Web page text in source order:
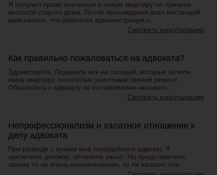
Я получил право вселиться в новую квартиру по причине
ветхости старого дома. После прохождения всех инстанций
выяснилось, что районная администрация с...
Смотреть консультацию
Как правильно пожаловаться на адвоката?
Здравствуйте. Подавала иск на соседей, которые залили
нашу квартиру, полностью уничтожив свежий ремонт.
Обратилась к адвокату за составлением искового...
Смотреть консультацию
Непрофессионализм и халатное отношение к
делу адвоката
При разводе с мужем мне понадобился адвокат. Я
заключила договор, оплатила аванс. Но представитель
закона то ли очень некомпетентен, то ли халатно отн...